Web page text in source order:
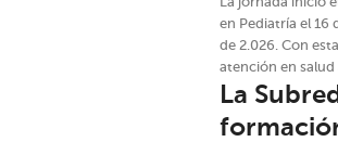
en Pediatría el 16
de 2.026. Con
atención en salud
La